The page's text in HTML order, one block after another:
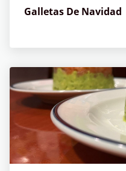
Galletas De Navidad